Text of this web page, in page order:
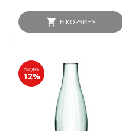
В КОРЗИНУ
СКИДКА
12%